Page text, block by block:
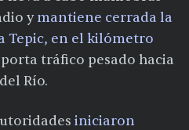
ymantiene cerrada la
Tepic, en el kilómetro
tráfico pesado hacia
Río.
iniciaron